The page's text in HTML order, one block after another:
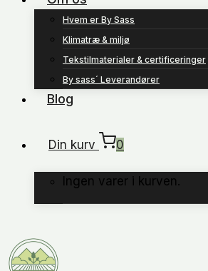
Hvem er By Sass
Klimatræ & miljø
Tekstilmaterialer & certificeringer
By sass´ Leverandører
Blog
Din kurv 0
Ingen varer i kurven.